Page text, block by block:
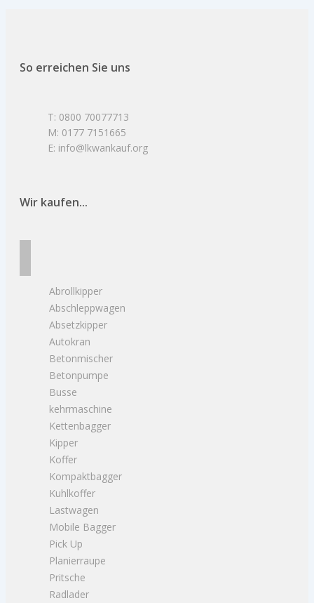
So erreichen Sie uns
T: 0800 70077713
M: 0177 7151665
E: info@lkwankauf.org
Wir kaufen...
Abrollkipper
Abschleppwagen
Absetzkipper
Autokran
Betonmischer
Betonpumpe
Busse
kehrmaschine
Kettenbagger
Kipper
Koffer
Kompaktbagger
Kuhlkoffer
Lastwagen
Mobile Bagger
Pick Up
Planierraupe
Pritsche
Radlader